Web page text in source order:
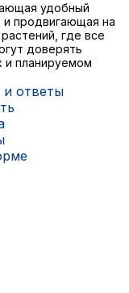
удобный
и продвигающая на
где все
доверять
и планируемом
ответы